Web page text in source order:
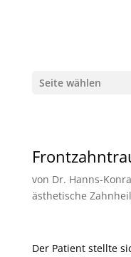
Seite wählen
von Dr. Hanns-
ästhetische
Der Patient stellte